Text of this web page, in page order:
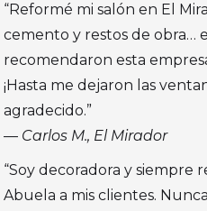
“Reformé mi salón en El
cemento y restos de obra…
recomendaron esta
¡Hasta me dejaron las
agradecido.”
— Carlos M., El Mirador
“Soy decoradora y siempre
Abuela a mis clientes.